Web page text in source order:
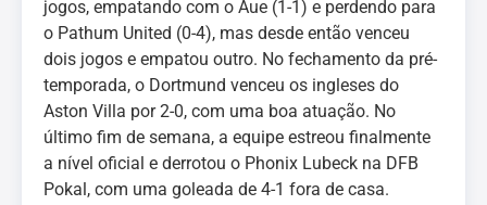
jogos, empatando com o Aue (1-1) e perdendo para
o Pathum United (0-4), mas desde então venceu
dois jogos e empatou outro. No fechamento da pré-
temporada, o Dortmund venceu os ingleses do
Aston Villa por 2-0, com uma boa atuação. No
último fim de semana, a equipe estreou finalmente
a nível oficial e derrotou o Phonix Lubeck na DFB
Pokal, com uma goleada de 4-1 fora de casa.